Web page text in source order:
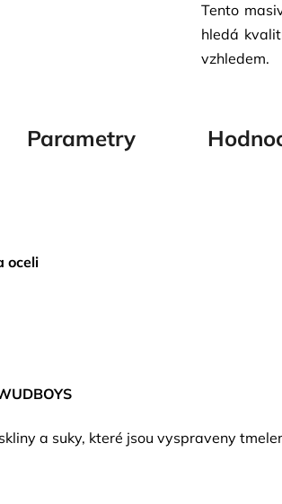
Tento
hledá
vzhledem.
Parametry
oceli
a suky, které jsou vyspraveny